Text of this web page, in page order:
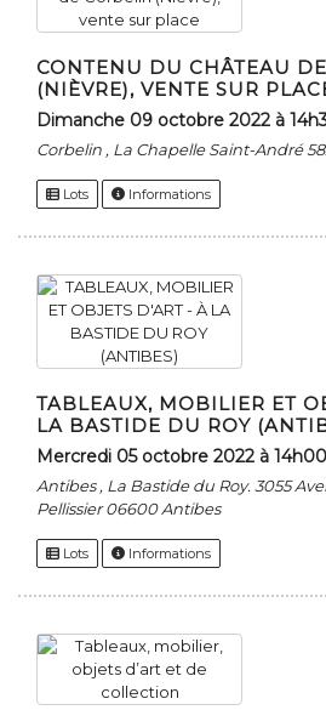
CONTENU DU CHÂTEAU
(NIÈVRE), VENTE SUR
dimanche 09 octobre 2022 à
Corbelin , La Chapelle Saint-André
Lots Informations
TABLEAUX, MOBILIER ET
LA BASTIDE DU ROY
mercredi 05 octobre 2022 à 14h00
Antibes , La Bastide du Roy. 3055
Pellissier 06600 Antibes
Lots Informations